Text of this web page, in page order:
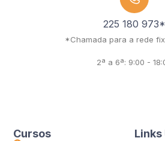
Links
Cursos
225 180 973*
*Chamada para a rede
2ª a 6ª: 9:00 -